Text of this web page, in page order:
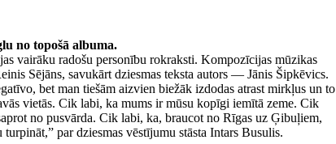
no topošā albuma.
vairāku radošu personību rokraksti. Kompozīcijas mūzikas
Sējāns, savukārt dziesmas teksta autors — Jānis Šipkēvics.
bet man tiešām aizvien biežāk izdodas atrast mirkļus un to
vietās. Cik labi, ka mums ir mūsu kopīgi iemītā zeme. Cik
no pusvārda. Cik labi, ka, braucot no Rīgas uz Ģibuļiem,
par dziesmas vēstījumu stāsta Intars Busulis.